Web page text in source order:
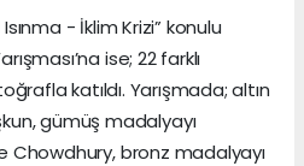
- İklim Krizi” konulu
ise; 22 farklı
katıldı. Yarışmada; altın
gümüş madalyayı
Chowdhury, bronz madalyayı